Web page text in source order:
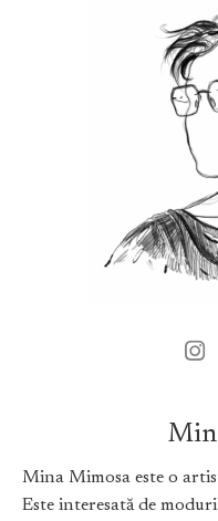
Mina Mimosa este o
Este interesată de